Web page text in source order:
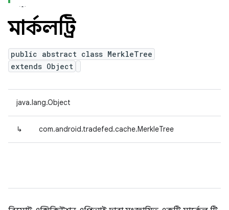
মার্কলট্রি
public abstract class MerkleTree
extends Object
java.lang.Object
↳ com.android.tradefed.cache.MerkleTree